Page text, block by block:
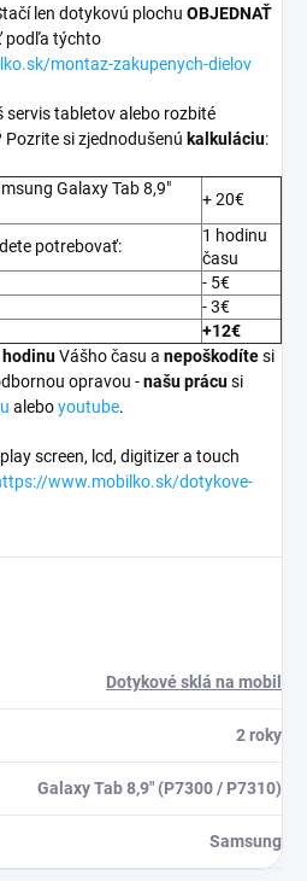
len dotykovú plochu OBJEDNAŤ
podľa týchto
montaz-zakupenych-dielov
servis tabletov alebo rozbité
Pozrite si zjednodušenú kalkuláciu:
Galaxy Tab 8,9"
+ 20€
potrebovať:
1 hodinu
času
- 5€
- 3€
+12€
hodinuVášho času a nepoškodítesi
opravou -našu prácusi
aleboyoutube.
screen, lcd, digitizer a touch
www.mobilko.sk/dotykove-
Dotykové sklá na mobil
2 roky
Galaxy Tab 8,9" (P7300 / P7310)
Samsung